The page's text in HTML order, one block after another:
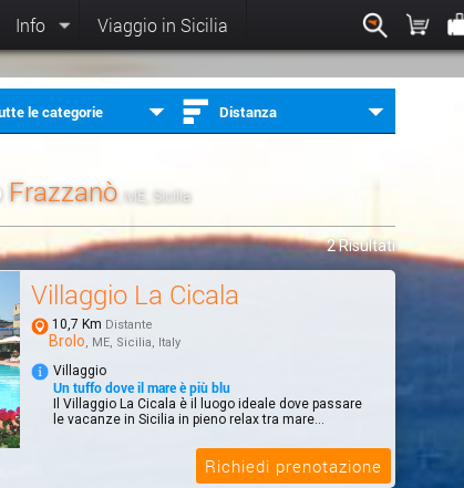
Info Viaggio in Sicilia
le categorie Distanza
Frazzanò , ME, Sicilia
2 Risultati
Villaggio La Cicala
10,7 Km Distante
Brolo, ME, Sicilia, Italy
Villaggio
Un tuffo dove il mare è più blu
Il Villaggio La Cicala è il luogo ideale dove passare
le vacanze in Sicilia in pieno relax tra mare...
Richiedi prenotazione